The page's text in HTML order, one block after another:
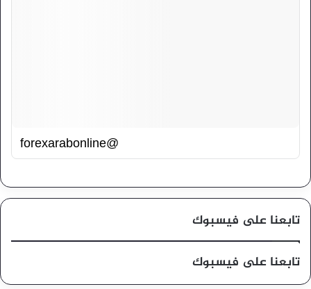
@forexarabonline
تابعنا على فيسبوك
تابعنا على فيسبوك